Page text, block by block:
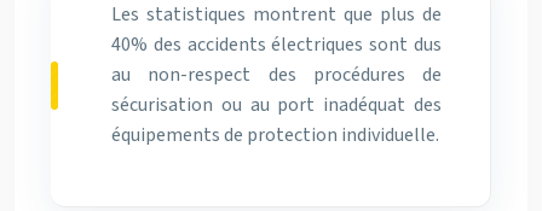
Les statistiques montrent que plus de
40% des accidents électriques sont dus
au non-respect des procédures de
sécurisation ou au port inadéquat des
équipements de protection individuelle.